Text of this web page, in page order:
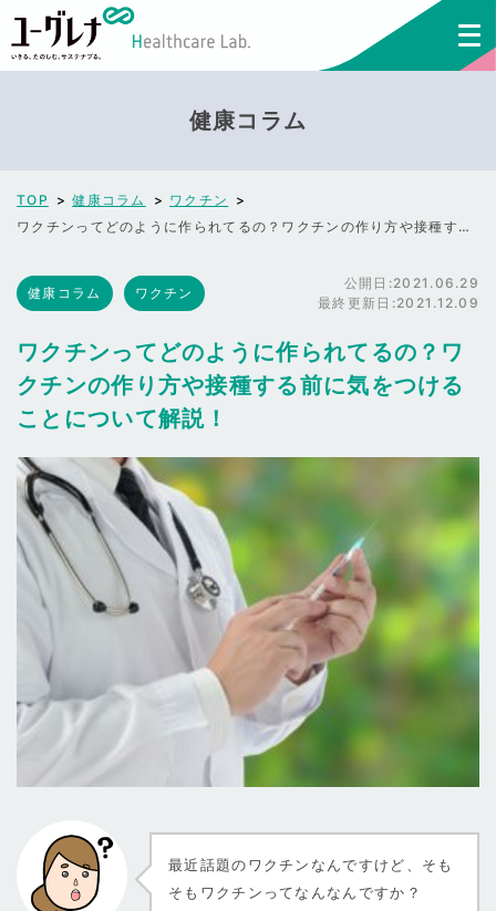
健康コラム
TOP 健康コラム
ワクチン
ワクチンってどのように作られてるの？ワクチンの作り方や接種する前に気をつけることについて解説！
健康コラム ワクチン
公開日:2021.06.29
最終更新日:2021.12.09
ワクチンってどのように作られてるの？ワ
クチンの作り方や接種する前に気をつける
ことについて解説！
最近話題のワクチンなんですけど、そも
そもワクチンってなんなんですか？